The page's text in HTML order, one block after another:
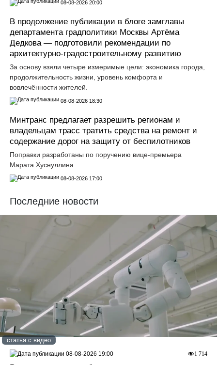
08-08-2026 20:00
В продолжение публикации в блоге замглавы
департамента градполитики Москвы Артёма
Дедкова — подготовили рекомендации по
архитектурно-градостроительному развитию
За основу взяли четыре измеримые цели: экономика города,
продолжительность жизни, уровень комфорта и
вовлечённости жителей.
08-08-2026 18:30
Минтранс предлагает разрешить регионам и
владельцам трасс тратить средства на ремонт и
содержание дорог на защиту от беспилотников
Поправки разработаны по поручению вице-премьера
Марата Хуснуллина.
08-08-2026 17:00
Последние новости
статья с видео
1 714
08-08-2026 19:00